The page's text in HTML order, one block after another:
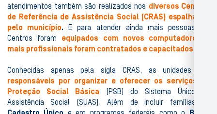
atendimentos também são realizados nos diversos Centros
de Referência de Assistência Social (CRAS) espalhados
pelo município. E para atender ainda mais pessoas, os
Centros foram equipados com novos computadores e
mais profissionais foram contratados e capacitados
Conhecidas apenas pela sigla CRAS, as unidades são
responsáveis por organizar e oferecer os serviços de
Proteção Social Básica(PSB) do Sistema Único de
Assistência Social (SUAS). Além de incluir famílias no